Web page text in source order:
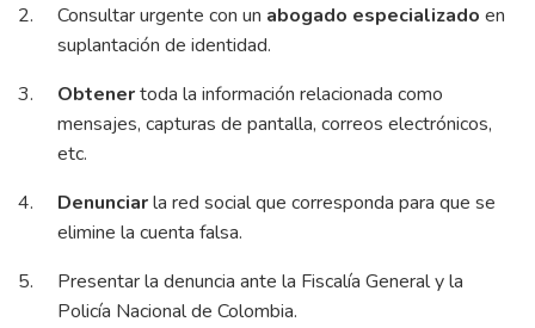
Consultar urgente con un abogado especializado en
suplantación de identidad.
Obtenertoda la información relacionada como
mensajes, capturas de pantalla, correos electrónicos,
etc.
Denunciarla red social que corresponda para que se
elimine la cuenta falsa.
Presentar la denuncia ante la Fiscalía General y la
Policía Nacional de Colombia.